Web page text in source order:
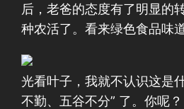
后，老爸的态度有了明显的
种农活了。看来绿色食品味
光看叶子，我就不认识这是
不勤、五谷不分” 了。你呢？